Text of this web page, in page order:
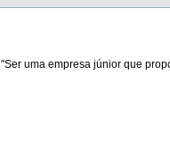
"Ser uma empresa júnior que